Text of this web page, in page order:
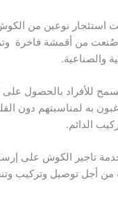
استئجار نوعين من الكوش
صُنعت من أقمشة فاخرة وتم
والصناعية.
للأفراد بالحصول على
به لمناسبتهم دون
الدائم.
تاجير الكوش على
من أجل توصيل وتركيب